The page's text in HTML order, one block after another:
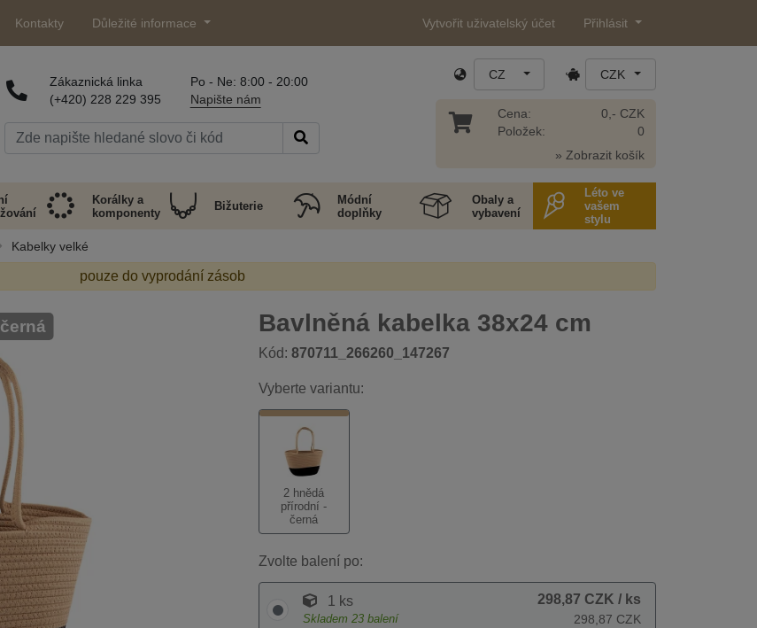
Kontakty Důležité informace Vytvořit uživatelský účet Přihlásit
Zákaznická linka
(+420) 228 229 395
Po - Ne: 8:00 - 20:00
Napište nám
CZ CZK
Cena:
Položek:
0,- CZK
0
» Zobrazit košík
Korálky a
komponenty
Bižuterie
Módní
doplňky
Obaly a
vybavení
Léto ve
vašem
stylu
Kabelky velké
pouze do vyprodání zásob
Bavlněná kabelka 38x24 cm
Kód: 870711_266260_147267
Vyberte variantu:
2 hnědá
přírodní -
černá
Zvolte balení po:
1 ks
Skladem 23 balení
298,87 CZK / ks
298,87 CZK